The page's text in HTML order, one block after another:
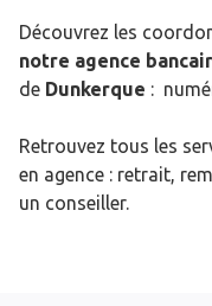
Découvrez les
notre agence
de Dunkerque :
Retrouvez tous les
en agence : retrait,
un conseiller.